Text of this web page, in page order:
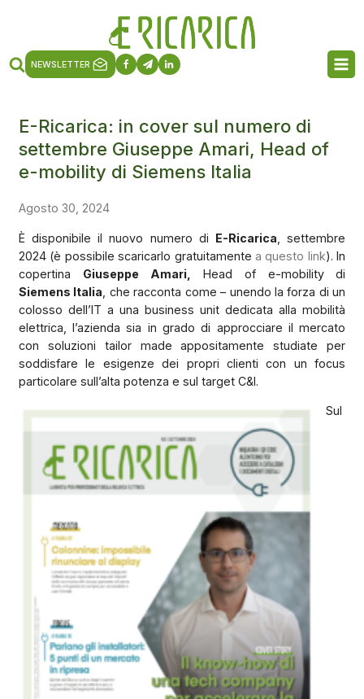
NEWSLETTER
E-Ricarica: in cover sul numero di
settembre Giuseppe Amari, Head of
e-mobility di Siemens Italia
Agosto 30, 2024
È disponibile il nuovo numero di E-Ricarica , settembre
2024 (è possibile scaricarlo gratuitamente a questo link). In
copertina Giuseppe Amari,
Head of e-mobility di
Siemens Italia , che racconta come – unendo la forza di un
colosso dell’IT a una business unit dedicata alla mobilità
elettrica, l’azienda sia in grado di approcciare il mercato
con soluzioni tailor made appositamente studiate per
soddisfare le esigenze dei propri clienti con un focus
particolare sull’alta potenza e sul target C&I.
Sul